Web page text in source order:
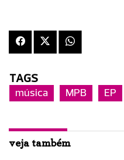
TAGS
música MPB EP
veja também